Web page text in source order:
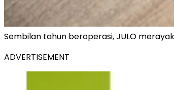
Sembilan tahun beroperasi, JULO
ADVERTISEMENT